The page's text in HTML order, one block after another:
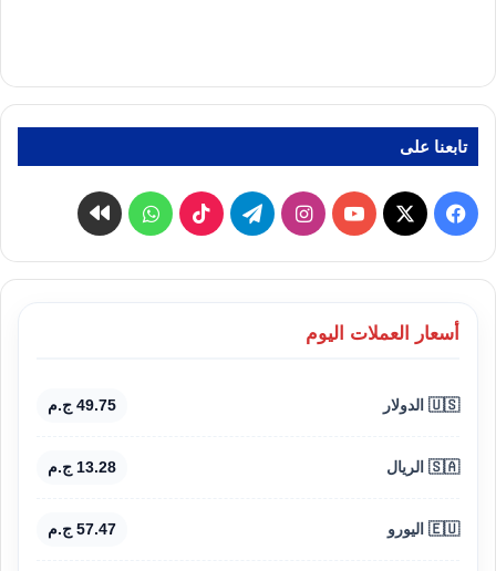
تابعنا على
فيسبوك
‫X
‫YouTubeانستقرامتيلقرام ‫TikTokواتسابكواى
أسعار العملات اليوم
🇺🇸 الدولار 49.75 ج.م
🇸🇦 الريال 13.28 ج.م
🇪🇺 اليورو 57.47 ج.م